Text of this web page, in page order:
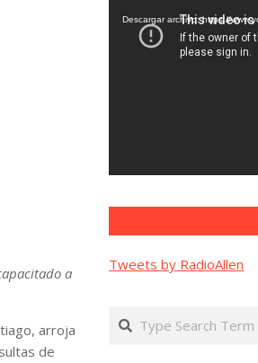
a
arroja
de
vídeo
Descargar archivo: https://
Tweets by RadioAllen
Search